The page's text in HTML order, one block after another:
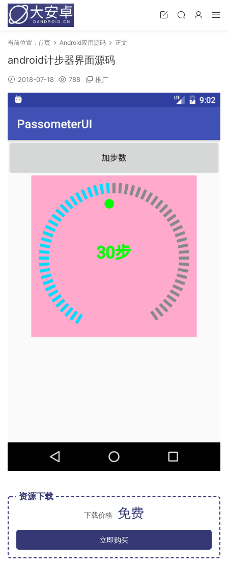
当前位置： 首页 Android应用源码 正文
android计步器界面源码
2018-07-18 788 推广
资源下载
下载价格 免费
立即购买